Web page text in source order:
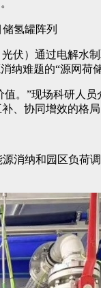
氢罐阵列
伏）通过电解水
难题的“源网荷
”现场科研人员
、协同增效的格
消纳和园区负荷